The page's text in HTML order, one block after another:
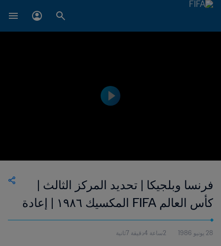
فرنسا وبلجيكا | تحديد المركز الثالث |
كأس العالم FIFA المكسيك ١٩٨٦ | إعادة
المباراة
28 يونيو 1986 2ساعة 4دقيقة 7ثانية